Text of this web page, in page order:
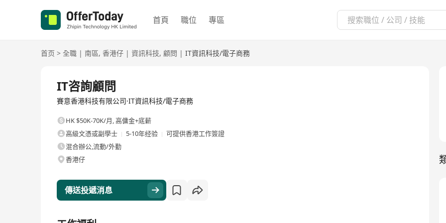
首頁 職位 專區
首页 > 全職 | 南區, 香港仔 | 資訊科技, 顧問 | IT資訊科技/電子商務
IT咨詢顧問
賽意香港科技有限公司·IT資訊科技/電子商務
HK $50K-70K/月,高傭金+底薪
高級文憑或副學士
5-10年经验
可提供香港工作簽證
混合辦公,流動/外勤
香港仔
傳送投遞消息